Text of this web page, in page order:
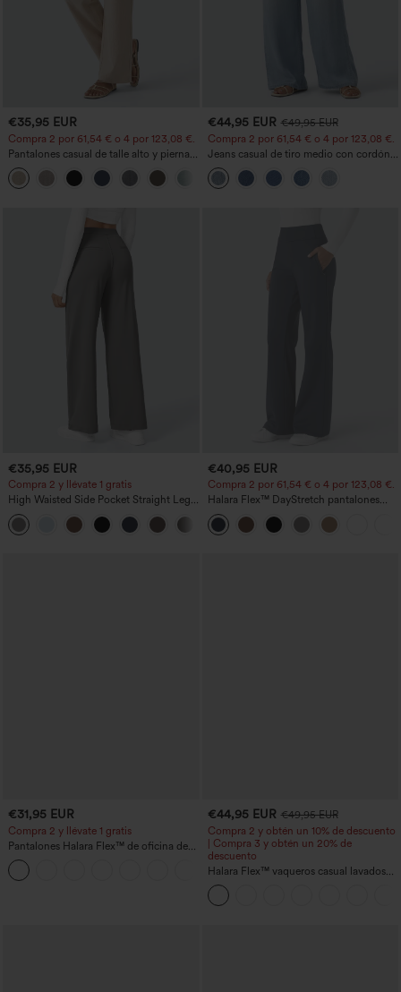
€35,95 EUR
Compra 2 por 61,54 € o 4 por 123,08 €.
Pantalones casual de talle alto y pierna
recta con tacto de lino y bolsillos
+5
€44,95 EUR €49,95 EUR
Compra 2 por 61,54 € o 4 por 123,08 €.
Jeans casual de tiro medio con cordón y
bolsillos
€35,95 EUR
Compra 2 y llévate 1 gratis
High Waisted Side Pocket Straight Leg
Work Pants
+23
€40,95 EUR
Compra 2 por 61,54 € o 4 por 123,08 €.
Halara Flex™ DayStretch pantalones
acampanados de trabajo de tiro medio
con bolsillo lateral con cremallera
€31,95 EUR
Compra 2 y llévate 1 gratis
Pantalones Halara Flex™ de oficina de
tiro alto ligeramente acampanados con
bolsillos
+13
€44,95 EUR €49,95 EUR
Compra 2 y obtén un 10% de descuento
| Compra 3 y obtén un 20% de
descuento
Halara Flex™ vaqueros casual lavados
asimétricos de tiro bajo con bolsillos
con cremallera, corte baggy y pierna
ancha